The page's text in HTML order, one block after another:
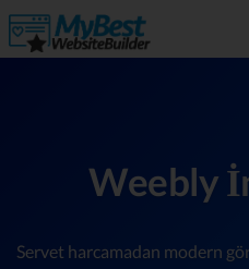
Weebly
Servet harcamadan modern